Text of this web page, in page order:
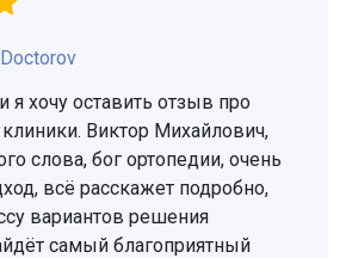
хочу оставить отзыв про
Виктор Михайлович,
слова, бог ортопедии, очень
всё расскажет подробно,
вариантов решения
самый благоприятный